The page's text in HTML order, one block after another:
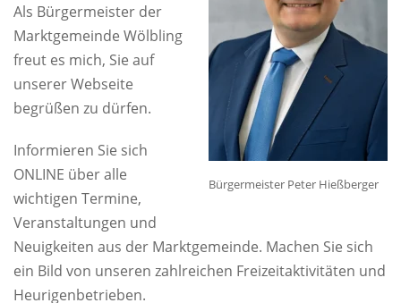
Bürgermeister Peter Hießberger
Als Bürgermeister der
Marktgemeinde Wölbling
freut es mich, Sie auf
unserer Webseite
begrüßen zu dürfen.
Informieren Sie sich
ONLINE über alle
wichtigen Termine,
Veranstaltungen und
Neuigkeiten aus der Marktgemeinde. Machen Sie sich
ein Bild von unseren zahlreichen Freizeitaktivitäten und
Heurigenbetrieben.